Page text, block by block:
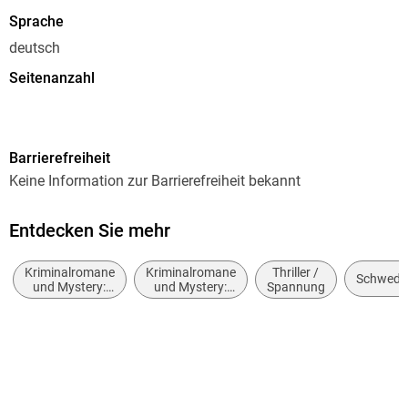
Sprache
deutsch
Seitenanzahl
5,00 MB
Reihe
Camilla Läckberg
Übersetzung
Barrierefreiheit
Keine Information zur Barrierefreiheit bekannt
Entdecken Sie mehr
Kriminalromane
und Mystery:
Polizeiarbeit &
Kriminalromane
und Mystery:
Ermittlerinnen
Thriller /
Spannung